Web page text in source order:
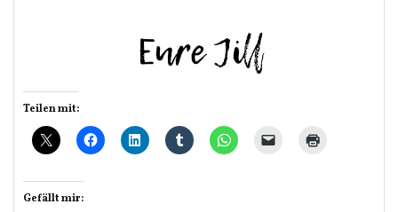
Teilen mit:
Gefällt mir: